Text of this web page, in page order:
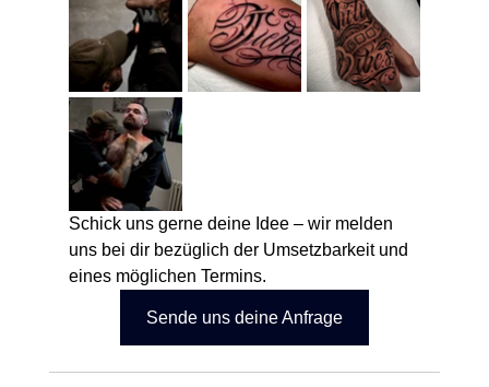
Schick uns gerne deine Idee – wir melden
uns bei dir bezüglich der Umsetzbarkeit und
eines möglichen Termins.
Sende uns deine Anfrage